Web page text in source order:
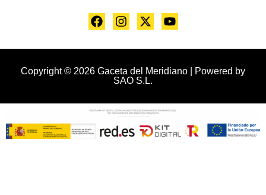
Copyright © 2026 Gaceta del Meridiano | Powered by
SAO S.L.